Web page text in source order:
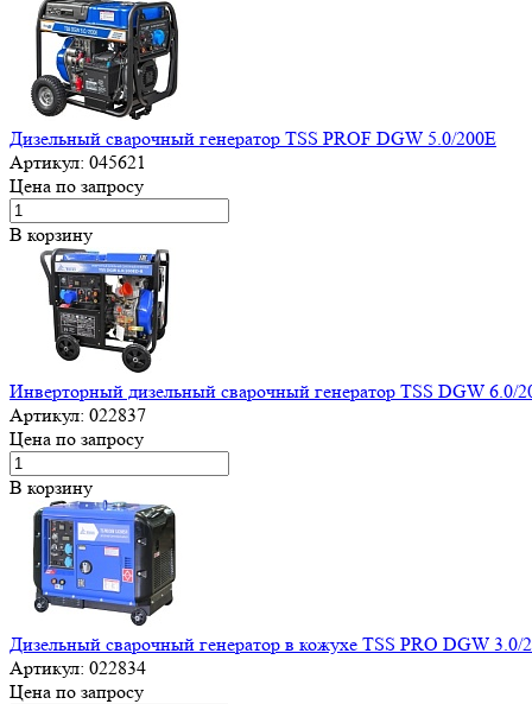
Дизельный сварочный генератор TSS PROF DGW 5.0/200E
Артикул: 045621
Цена по запросу
В корзину
Инверторный дизельный сварочный генератор TSS DGW 6.0/
Артикул: 022837
Цена по запросу
В корзину
Дизельный сварочный генератор в кожухе TSS PRO DGW 3.0/
Артикул: 022834
Цена по запросу